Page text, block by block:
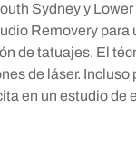
Sydney y
Removery
de tatuajes. El
de láser.
en un estudio de